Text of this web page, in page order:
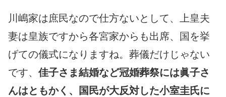
川嶋家は庶民なので仕方ないとして、上皇夫
妻は皇族ですから各宮家からも出席、国を挙
げての儀式になりますね。葬儀だけじゃない
です、 佳子さま結婚など冠婚葬祭には眞子さ
んはともかく、国民が大反対した小室圭氏に